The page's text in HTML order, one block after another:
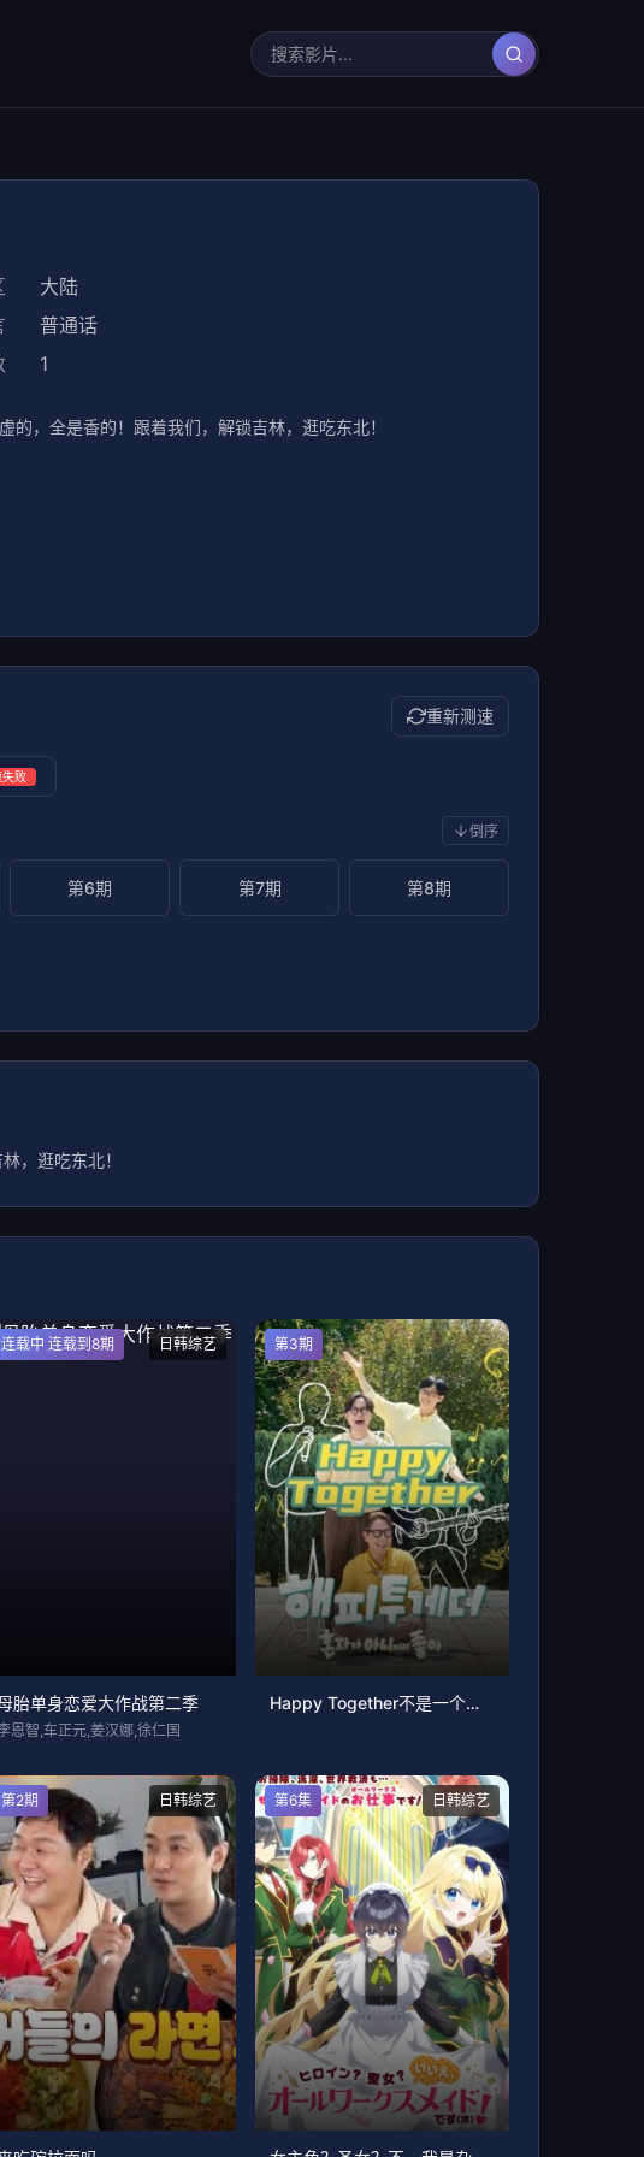
大陆
普通话
1
，全是香的！跟着我们，解锁吉林，逛吃东北！
重新测速
失败
倒序
第6期 第7期 第8期
，逛吃东北！
日韩综艺
连载中 连载到8期
胎单身恋爱大作战第二季
恩智,车正元,姜汉娜,徐仁国
第3期
Happy Together不是一个人真好
日韩综艺
第2期 日韩综艺
第6集